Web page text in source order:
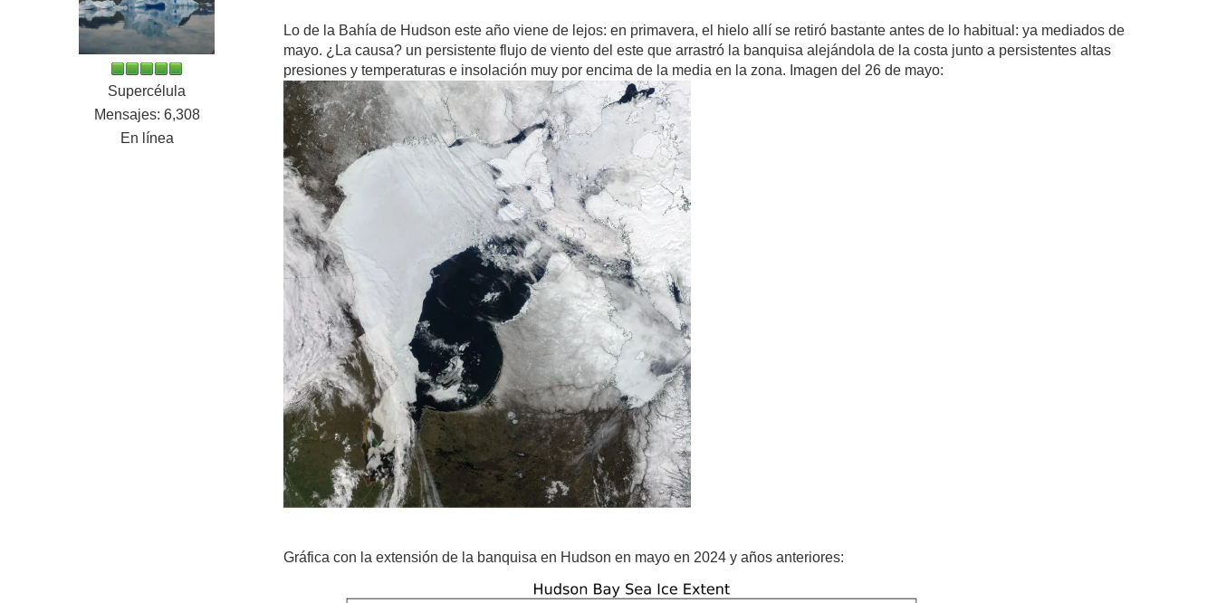
Supercélula
Mensajes: 6,308
En línea
Lo de la Bahía de Hudson este año viene de lejos: en primavera, el hielo allí se retiró bastante antes de lo habitual: ya mediados de
mayo. ¿La causa? un persistente flujo de viento del este que arrastró la banquisa alejándola de la costa junto a persistentes altas
presiones y temperaturas e insolación muy por encima de la media en la zona. Imagen del 26 de mayo:
Gráfica con la extensión de la banquisa en Hudson en mayo en 2024 y años anteriores: